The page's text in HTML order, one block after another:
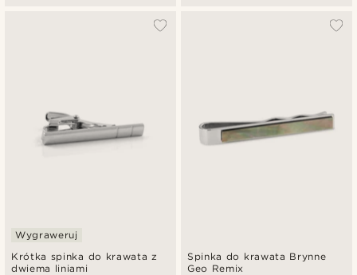
Krótka spinka do krawata z
dwiema liniami
Wygraweruj
Spinka do krawata Brynne
Geo Remix